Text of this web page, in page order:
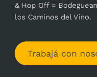
& Hop Off =
los Caminos del Vino.
Trabajá con